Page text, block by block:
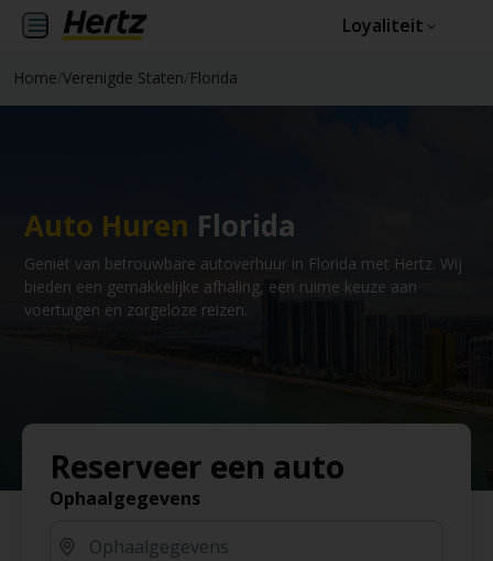
Loyaliteit
Home Verenigde Staten Florida
Auto Huren Florida
Geniet van betrouwbare autoverhuur in Florida met Hertz. Wij
bieden een gemakkelijke afhaling, een ruime keuze aan
voertuigen en zorgeloze reizen.
Reserveer een auto
Ophaalgegevens